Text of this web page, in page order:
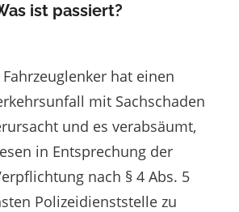
ist passiert?
hat einen
mit Sachschaden
und es verabsäumt,
in Entsprechung der
nach § 4 Abs. 5
Polizeidienststelle zu